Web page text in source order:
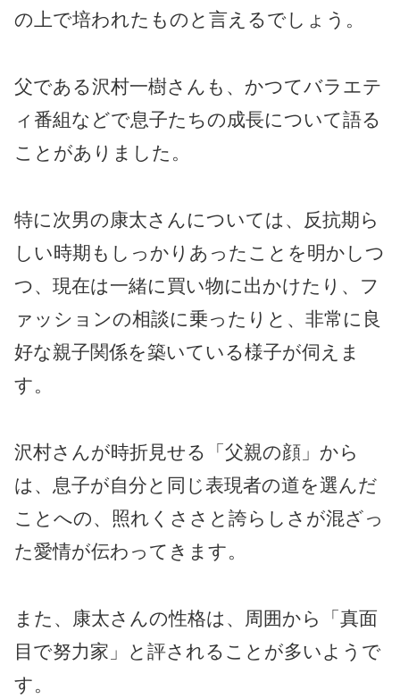
の上で培われたものと言えるでしょう。
父である沢村一樹さんも、かつてバラエテ
ィ番組などで息子たちの成長について語る
ことがありました。
特に次男の康太さんについては、反抗期ら
しい時期もしっかりあったことを明かしつ
つ、現在は一緒に買い物に出かけたり、フ
ァッションの相談に乗ったりと、非常に良
好な親子関係を築いている様子が伺えま
す。
沢村さんが時折見せる「父親の顔」から
は、息子が自分と同じ表現者の道を選んだ
ことへの、照れくささと誇らしさが混ざっ
た愛情が伝わってきます。
また、康太さんの性格は、周囲から「真面
目で努力家」と評されることが多いようで
す。